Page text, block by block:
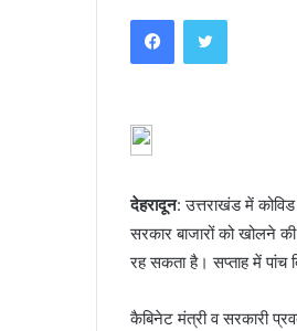
FacebookTwitter
देहरादून: उत्तराखंड में
सरकार बाजारों को खोलने
रह सकता है। सप्ताह में पांच
कैबिनेट मंत्री व सरकारी